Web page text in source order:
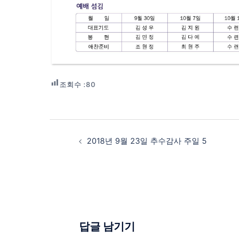
조회수 :80
Post
navigation
2018년 9월 23일 추수감사 주일 5
답글 남기기